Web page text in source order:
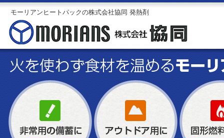
モーリアンヒートパックの株式会社協同 発熱剤